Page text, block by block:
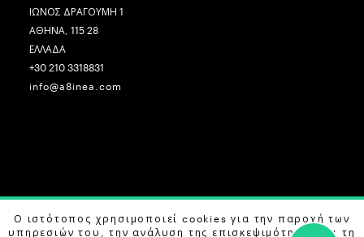
ΙΩΝΟΣ ΔΡΑΓΟΥΜΗ 1
ΑΘΗΝΑ, 115 28
ΕΛΛΑΔΑ
+30 210 3318831
info@a8inea.com
COPYRIGHT © 2026 αθηΝΕΑ, ALL RIGHTS RESERVED.
Ο ιστότοπος χρησιμοποιεί cookies για την παροχή των
υπηρεσιών του, την ανάλυση της επισκεψιμότητας και τη